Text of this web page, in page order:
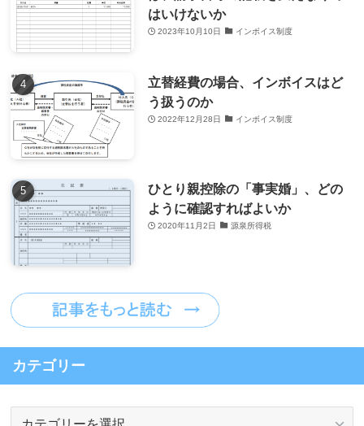
はいけないか
2023年10月10日 インボイス制度
立替経費の場合、インボイスはど
う扱うのか
2022年12月28日 インボイス制度
ひとり親控除の「事実婚」、どの
ように確認すればよいか
2020年11月2日 源泉所得税
カテゴリー